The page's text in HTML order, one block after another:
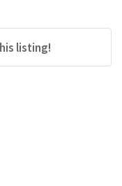
listing!